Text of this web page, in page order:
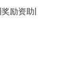
奖励资助